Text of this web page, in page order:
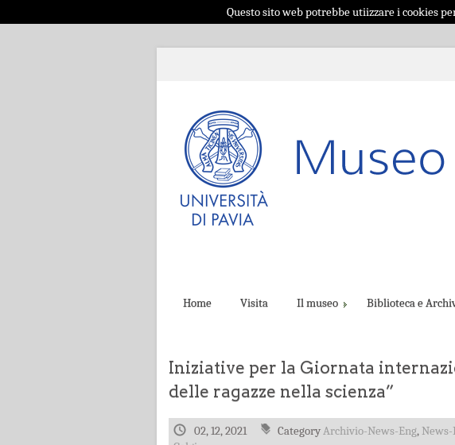
Questo sito web potrebbe utiizzare i cookies
Home Visita Il museo Biblioteca e
Iniziative per la Giornata
delle ragazze nella scienza”
02, 12, 2021 CategoryArchivio-News-Eng,